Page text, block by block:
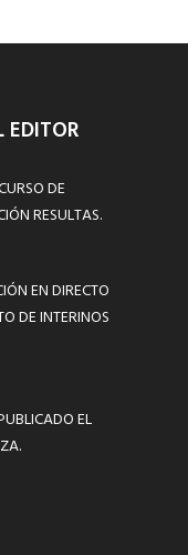
EDITOR
DE
RESULTAS.
EN DIRECTO
DE INTERINOS
EL